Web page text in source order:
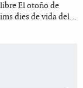
El otoño de
dies de vida del...